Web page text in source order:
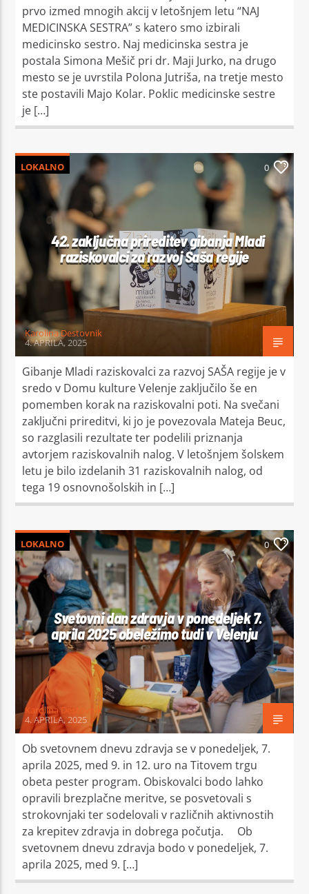
prvo izmed mnogih akcij v letošnjem letu “NAJ
MEDICINSKA SESTRA” s katero smo izbirali
medicinsko sestro. Naj medicinska sestra je
postala Simona Mešič pri dr. Maji Jurko, na drugo
mesto se je uvrstila Polona Jutriša, na tretje mesto
ste postavili Majo Kolar. Poklic medicinske sestre
je […]
LOKALNO 0
42. zaključna prireditev gibanja Mladi
raziskovalci za razvoj Saša regije
Karolina Destovnik
4. APRILA, 2025
Gibanje Mladi raziskovalci za razvoj SAŠA regije je v
sredo v Domu kulture Velenje zaključilo še en
pomemben korak na raziskovalni poti. Na svečani
zaključni prireditvi, ki jo je povezovala Mateja Beuc,
so razglasili rezultate ter podelili priznanja
avtorjem raziskovalnih nalog. V letošnjem šolskem
letu je bilo izdelanih 31 raziskovalnih nalog, od
tega 19 osnovnošolskih in […]
LOKALNO 0
Svetovni dan zdravja v ponedeljek 7.
aprila 2025 obeležimo tudi v Velenju
Karolina Destovnik
4. APRILA, 2025
Ob svetovnem dnevu zdravja se v ponedeljek, 7.
aprila 2025, med 9. in 12. uro na Titovem trgu
obeta pester program. Obiskovalci bodo lahko
opravili brezplačne meritve, se posvetovali s
strokovnjaki ter sodelovali v različnih aktivnostih
za krepitev zdravja in dobrega počutja. Ob
svetovnem dnevu zdravja bodo v ponedeljek, 7.
aprila 2025, med 9. […]